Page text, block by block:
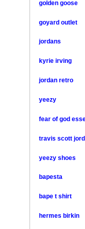
golden goose
goyard outlet
jordans
kyrie irving
jordan retro
yeezy
fear of god
travis scott
yeezy shoes
bapesta
bape t shirt
hermes birkin